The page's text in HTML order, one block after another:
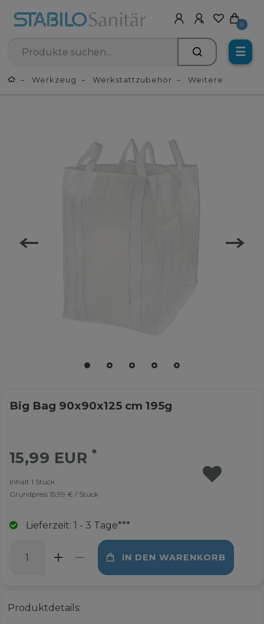
0
☰
Werkzeug Werkstattzubehör Weitere
Big Bag 90x90x125 cm 195g
15,99 EUR *
Inhalt 1 Stück
Grundpreis 15,99 € / Stück
Lieferzeit: 1 - 3 Tage***
IN DEN WARENKORB
Produktdetails: